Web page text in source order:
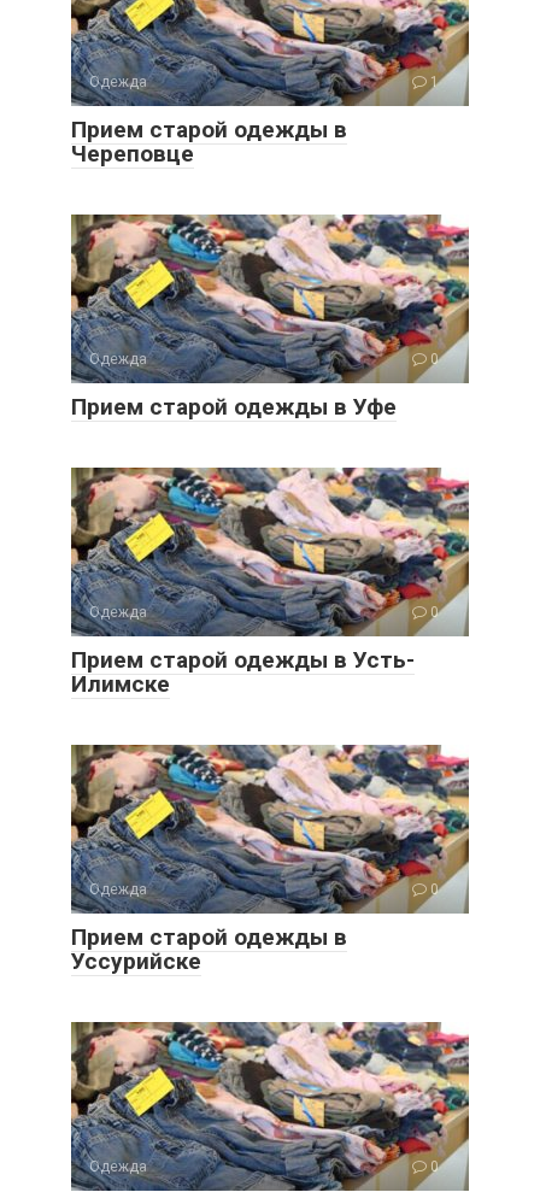
Одежда 1
Прием старой одежды в
Череповце
Одежда 0
Прием старой одежды в Уфе
Одежда 0
Прием старой одежды в Усть-
Илимске
Одежда 0
Прием старой одежды в
Уссурийске
Одежда 0